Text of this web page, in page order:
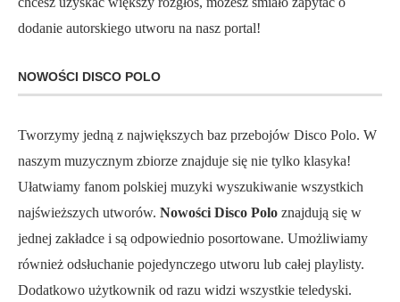
dodanie autorskiego utworu na nasz portal!
NOWOŚCI DISCO POLO
Tworzymy jedną z największych baz przebojów Disco Polo. W
naszym muzycznym zbiorze znajduje się nie tylko klasyka!
Ułatwiamy fanom polskiej muzyki wyszukiwanie wszystkich
najświeższych utworów. Nowości Disco Polo znajdują się w
jednej zakładce i są odpowiednio posortowane. Umożliwiamy
również odsłuchanie pojedynczego utworu lub całej playlisty.
Dodatkowo użytkownik od razu widzi wszystkie teledyski.